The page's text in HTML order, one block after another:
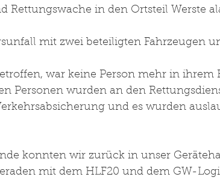
Rettungswache in den Ortsteil Werste
mit zwei beteiligten Fahrzeugen
war keine Person mehr in ihrem
Personen wurden an den
und es wurden
konnten wir zurück in unser
mit dem HLF20 und dem GW-